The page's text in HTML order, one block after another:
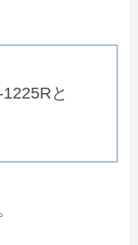
と